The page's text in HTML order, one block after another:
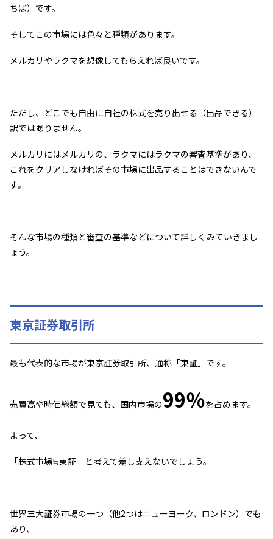
ちば）です。
そしてこの市場には色々と種類があります。
メルカリやラクマを想像してもらえれば良いです。
ただし、どこでも自由に自社の株式を売り出せる（出品できる）
訳ではありません。
メルカリにはメルカリの、ラクマにはラクマの審査基準があり、
これをクリアしなければその市場に出品することはできないんで
す。
そんな市場の種類と審査の基準などについて詳しくみていきまし
ょう。
東京証券取引所
最も代表的な市場が東京証券取引所、通称「東証」です。
売買高や時価総額で見ても、国内市場の99％を占めます。
よって、
「株式市場≒東証」と考えて差し支えないでしょう。
世界三大証券市場の一つ（他2つはニューヨーク、ロンドン）でも
あり、